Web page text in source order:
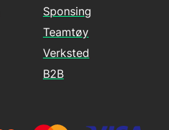
Sponsing
Teamtøy
Verksted
B2B